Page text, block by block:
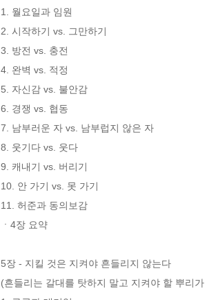
1. 월요일과 임원
2. 시작하기 vs. 그만하기
3. 방전 vs. 충전
4. 완벽 vs. 적정
5. 자신감 vs. 불안감
6. 경쟁 vs. 협동
7. 남부러운 자 vs. 남부럽지 않은 자
8. 웃기다 vs. 웃다
9. 캐내기 vs. 버리기
10. 안 가기 vs. 못 가기
11. 허준과 동의보감
ㆍ4장 요약
5장 - 지킬 것은 지켜야 흔들리지 않는다
(흔들리는 갈대를 탓하지 말고 지켜야 할 뿌리